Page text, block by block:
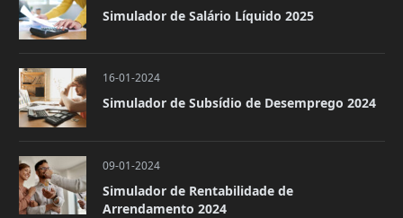
Simulador de Salário Líquido 2025
16-01-2024
Simulador de Subsídio de Desemprego 2024
09-01-2024
Simulador de Rentabilidade de
Arrendamento 2024